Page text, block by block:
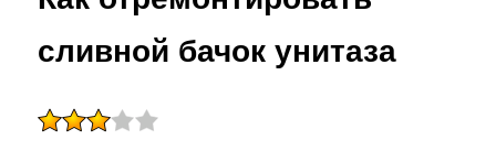
сливной бачок унитаза